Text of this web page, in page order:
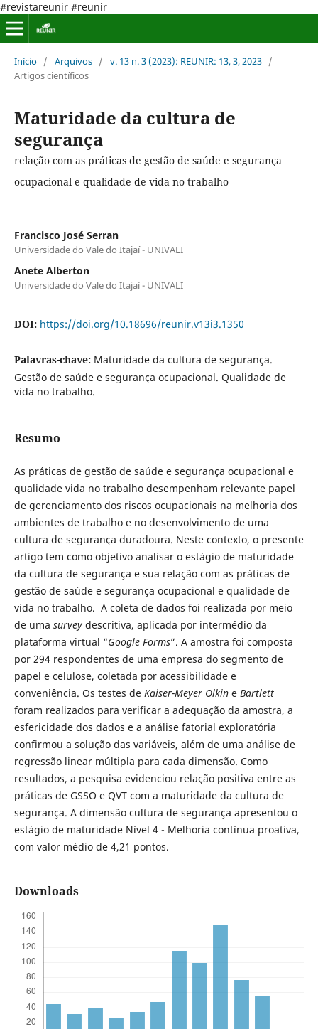
#revistareunir #reunir
Início / Arquivos / v. 13 n. 3 (2023): REUNIR: 13, 3, 2023 /
Artigos científicos
Maturidade da cultura de
segurança
relação com as práticas de gestão de saúde e segurança
ocupacional e qualidade de vida no trabalho
Francisco José Serran
Universidade do Vale do Itajaí - UNIVALI
Anete Alberton
Universidade do Vale do Itajaí - UNIVALI
DOI: https://doi.org/10.18696/reunir.v13i3.1350
Palavras-chave: Maturidade da cultura de segurança.
Gestão de saúde e segurança ocupacional. Qualidade de
vida no trabalho.
Resumo
As práticas de gestão de saúde e segurança ocupacional e
qualidade vida no trabalho desempenham relevante papel
de gerenciamento dos riscos ocupacionais na melhoria dos
ambientes de trabalho e no desenvolvimento de uma
cultura de segurança duradoura. Neste contexto, o presente
artigo tem como objetivo analisar o estágio de maturidade
da cultura de segurança e sua relação com as práticas de
gestão de saúde e segurança ocupacional e qualidade de
vida no trabalho. A coleta de dados foi realizada por meio
de uma surveydescritiva, aplicada por intermédio da
plataforma virtual “Google Forms”. A amostra foi composta
por 294 respondentes de uma empresa do segmento de
papel e celulose, coletada por acessibilidade e
conveniência. Os testes de Kaiser-Meyer Olkine Bartlett
foram realizados para verificar a adequação da amostra, a
esfericidade dos dados e a análise fatorial exploratória
confirmou a solução das variáveis, além de uma análise de
regressão linear múltipla para cada dimensão. Como
resultados, a pesquisa evidenciou relação positiva entre as
práticas de GSSO e QVT com a maturidade da cultura de
segurança. A dimensão cultura de segurança apresentou o
estágio de maturidade Nível 4 - Melhoria contínua proativa,
com valor médio de 4,21 pontos.
Downloads